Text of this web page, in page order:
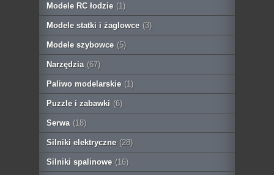
Modele RC łodzie (1)
Modele statki i żaglowce (3)
Modele szybowce (5)
Narzędzia (67)
Paliwo modelarskie (1)
Puzzle i zabawki (6)
Serwa (18)
Silniki elektryczne (28)
Silniki spalinowe (16)